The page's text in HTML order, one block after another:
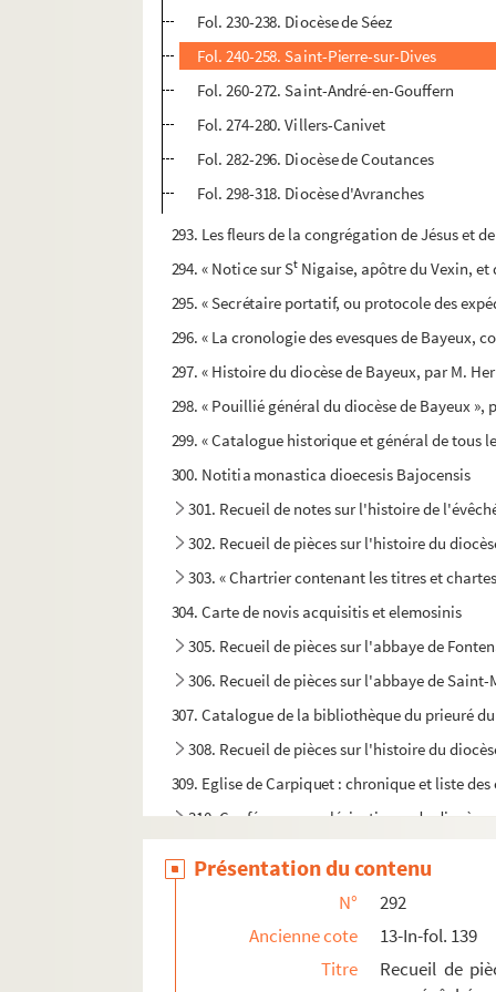
Fol. 230-238. Diocèse de Séez
Fol. 240-258. Saint-Pierre-sur-Dives
Fol. 260-272. Saint-André-en-Gouffern
Fol. 274-280. Villers-Canivet
Fol. 282-296. Diocèse de Coutances
Fol. 298-318. Diocèse d'Avranches
293. Les fleurs de la congrégation de Jésus et
294. « Notice sur St Nigaise, apôtre du Vexin,
295. « Secrétaire portatif, ou protocole des
296. « La cronologie des evesques de Bayeux,
297. « Histoire du diocèse de Bayeux, par M.
298. « Pouillié général du diocèse de Bayeux »,
299. « Catalogue historique et général de tous
300. Notitia monastica dioecesis Bajocensis
301. Recueil de notes sur l'histoire de
302. Recueil de pièces sur l'histoire du
303. « Chartrier contenant les titres et
304. Carte de novis acquisitis et elemosinis
305. Recueil de pièces sur l'abbaye de
306. Recueil de pièces sur l'abbaye de
307. Catalogue de la bibliothèque du prieuré
308. Recueil de pièces sur l'histoire du
309. Eglise de Carpiquet : chronique et liste des
310. Conférences ecclésiastiques du diocèse
312. « Histoire ecclésiastique du diocèse de
Présentation du contenu
N°
292
Ancienne cote
13-In-fol. 139
Titre
Recueil de